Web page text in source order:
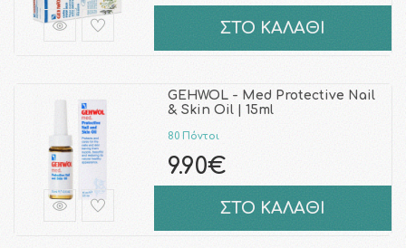
ΣΤΟ ΚΑΛΑΘΙ
GEHWOL - Med Protective Nail
& Skin Oil | 15ml
80 Πόντοι
9.90€
ΣΤΟ ΚΑΛΑΘΙ